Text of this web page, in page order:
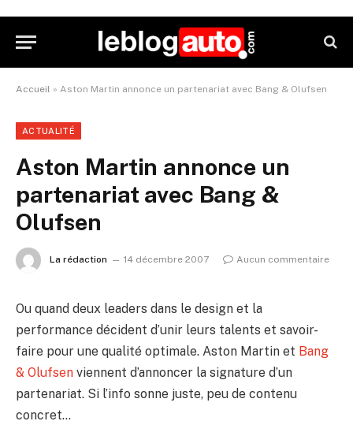
Accueil » Aston Martin annonce un partenariat avec Bang & Olufsen
ACTUALITÉ
Aston Martin annonce un
partenariat avec Bang &
Olufsen
La rédaction 14 décembre 2007 Aucun commentaire
Ou quand deux leaders dans le design et la
performance décident d’unir leurs talents et savoir-
faire pour une qualité optimale. Aston Martin et Bang
& Olufsen viennent d’annoncer la signature d’un
partenariat. Si l’info sonne juste, peu de contenu
concret…